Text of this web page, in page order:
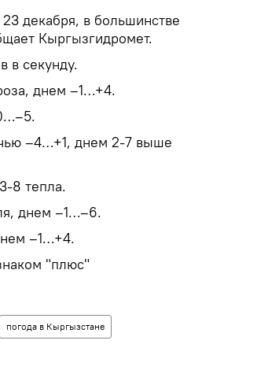
декабря, в большинстве
Кыргызгидромет.
в секунду.
днем –1…+4.
–4…+1, днем 2-7 выше
8 тепла.
днем –1…–6.
–1…+4.
"плюс"
погода в Кыргызстане